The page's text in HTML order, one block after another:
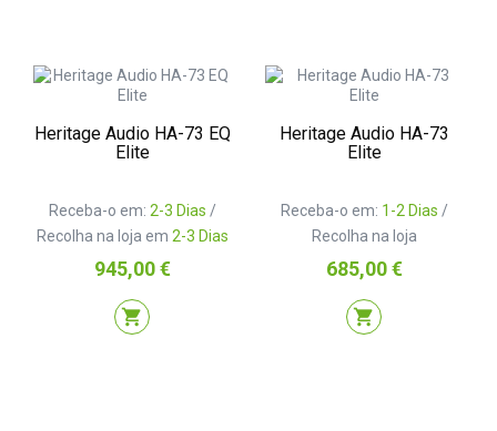
Heritage Audio HA-73 EQ
Elite
Receba-o em: 2-3 Dias /
Recolha na loja em 2-3 Dias
Preço
945,00 €
shopping_cart
Heritage Audio HA-73
Elite
Receba-o em: 1-2 Dias /
Recolha na loja
Preço
685,00 €
shopping_cart